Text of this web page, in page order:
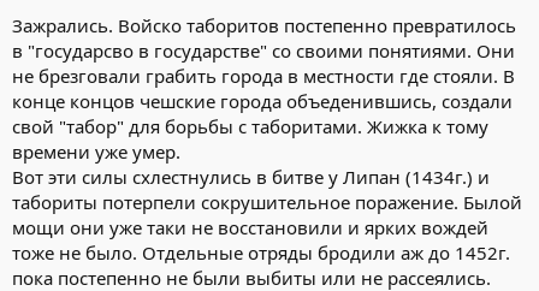
Зажрались. Войско таборитов постепенно превратилось
в "государсво в государстве" со своими понятиями. Они
не брезговали грабить города в местности где стояли. В
конце концов чешские города объеденившись, создали
свой "табор" для борьбы с таборитами. Жижка к тому
времени уже умер.
Вот эти силы схлестнулись в битве у Липан (1434г.) и
табориты потерпели сокрушительное поражение. Былой
мощи они уже таки не восстановили и ярких вождей
тоже не было. Отдельные отряды бродили аж до 1452г.
пока постепенно не были выбиты или не рассеялись.